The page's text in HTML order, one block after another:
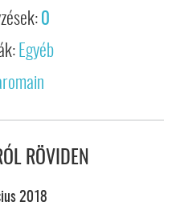
0
Egyéb
RÖVIDEN
2018